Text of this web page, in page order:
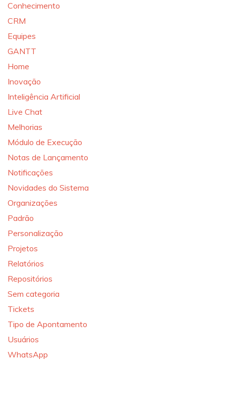
Conhecimento
CRM
Equipes
GANTT
Home
Inovação
Inteligência Artificial
Live Chat
Melhorias
Módulo de Execução
Notas de Lançamento
Notificações
Novidades do Sistema
Organizações
Padrão
Personalização
Projetos
Relatórios
Repositórios
Sem categoria
Tickets
Tipo de Apontamento
Usuários
WhatsApp